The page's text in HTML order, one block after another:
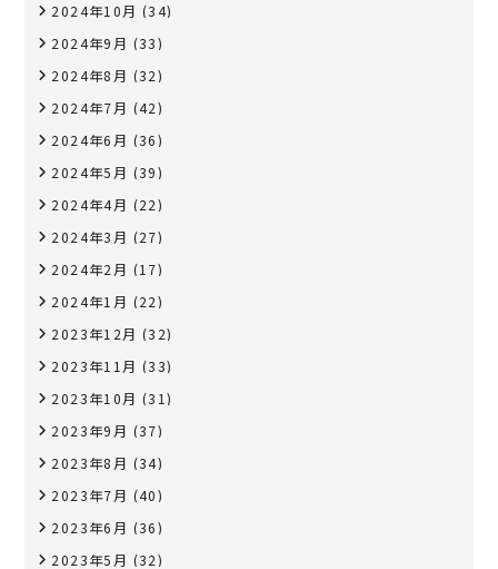
2024年10月 (34)
2024年9月 (33)
2024年8月 (32)
2024年7月 (42)
2024年6月 (36)
2024年5月 (39)
2024年4月 (22)
2024年3月 (27)
2024年2月 (17)
2024年1月 (22)
2023年12月 (32)
2023年11月 (33)
2023年10月 (31)
2023年9月 (37)
2023年8月 (34)
2023年7月 (40)
2023年6月 (36)
2023年5月 (32)